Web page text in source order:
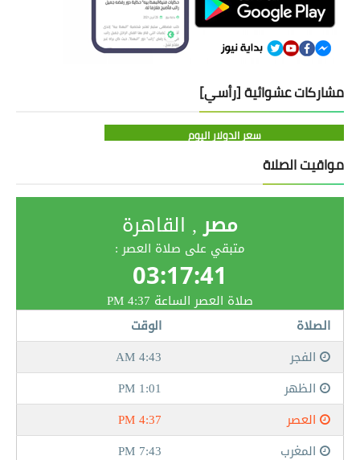
مشاركات عشوائية [رأسي]
سعر الدولار اليوم
مواقيت الصلاة